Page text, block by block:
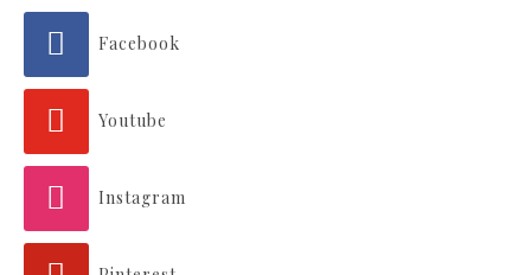
Facebook
Youtube
Instagram